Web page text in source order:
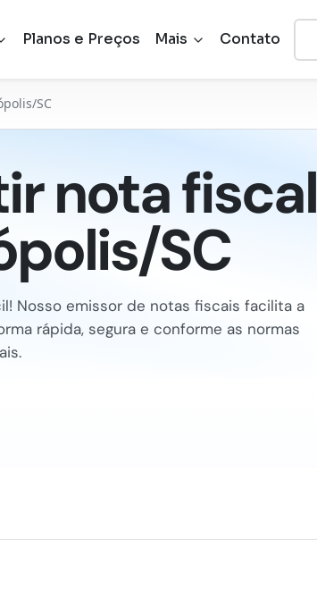
Planos e Preços Mais Contato
SC
nota fiscal
SC
Nosso emissor de notas fiscais facilita a
rápida, segura e conforme as normas